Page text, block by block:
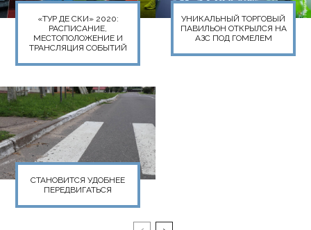
«ТУР ДЕ СКИ» 2020:
РАСПИСАНИЕ,
МЕСТОПОЛОЖЕНИЕ И
ТРАНСЛЯЦИЯ СОБЫТИЙ
УНИКАЛЬНЫЙ ТОРГОВЫЙ
ПАВИЛЬОН ОТКРЫЛСЯ НА
АЗС ПОД ГОМЕЛЕМ
СТАНОВИТСЯ УДОБНЕЕ
ПЕРЕДВИГАТЬСЯ